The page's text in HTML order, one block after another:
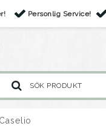
Personlig Service!
Caselio